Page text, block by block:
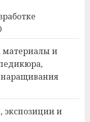
материалы и
экспозиции и